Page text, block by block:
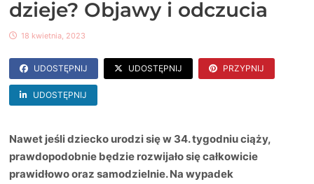
dzieje? Objawy i odczucia
18 kwietnia, 2023
UDOSTĘPNIJ UDOSTĘPNIJ PRZYPNIJ
UDOSTĘPNIJ
Nawet jeśli dziecko urodzi się w 34. tygodniu ciąży,
prawdopodobnie będzie rozwijało się całkowicie
prawidłowo oraz samodzielnie. Na wypadek